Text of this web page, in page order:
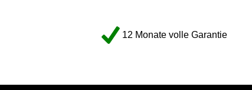
12 Monate volle Garantie